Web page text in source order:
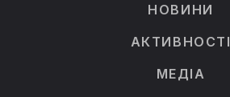
НОВИНИ
АКТИВНОСТІ
МЕДІА